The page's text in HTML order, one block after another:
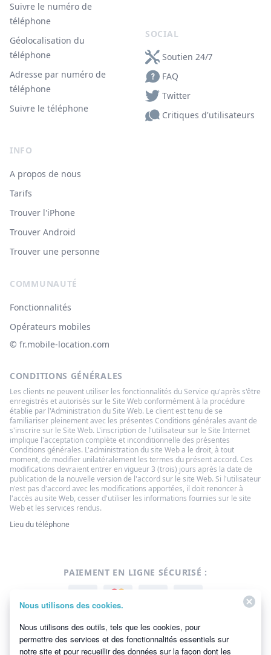
Suivre le numéro de
téléphone
Géolocalisation du
téléphone
Adresse par numéro de
téléphone
Suivre le téléphone
INFO
A propos de nous
Tarifs
Trouver l'iPhone
Trouver Android
Trouver une personne
SOCIAL
Soutien 24/7
FAQ
Twitter
Critiques d'utilisateurs
COMMUNAUTÉ
Fonctionnalités
Opérateurs mobiles
© ‌fr.mobile-location.com
CONDITIONS GÉNÉRALES
Les clients ne peuvent utiliser les fonctionnalités du Service qu'après s'être
enregistrés et autorisés sur le Site Web conformément à la procédure
établie par l'Administration du Site Web. Le client est tenu de se
familiariser pleinement avec les présentes Conditions générales avant de
s'inscrire sur le Site Web. L'inscription de l'utilisateur sur le Site Internet
implique l'acceptation complète et inconditionnelle des présentes
Conditions générales. L'administration du site Web a le droit, à tout
moment, de modifier unilatéralement les termes du présent accord. Ces
modifications devraient entrer en vigueur 3 (trois) jours après la date de
publication de la nouvelle version de l'accord sur le site Web. Si l'utilisateur
n'est pas d'accord avec les modifications apportées, il doit renoncer à
l'accès au site Web, cesser d'utiliser les informations fournies sur le site
Web et les services rendus.
Lieu du téléphone
PAIEMENT EN LIGNE SÉCURISÉ :
Nous utilisons des cookies.
Nous utilisons des outils, tels que les cookies, pour
permettre des services et des fonctionnalités essentiels sur
notre site et pour recueillir des données sur la façon dont les